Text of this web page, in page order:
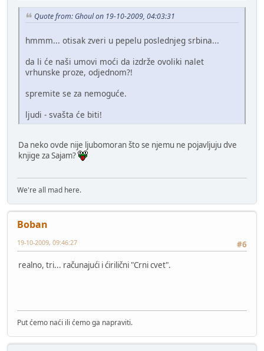
Quote from: Ghoul on 19-10-2009, 04:03:31
hmmm... otisak zveri u pepelu poslednjeg srbina...
da li će naši umovi moći da izdrže ovoliki nalet
vrhunske proze, odjednom?!
spremite se za nemoguće.
ljudi - svašta će biti!
Da neko ovde nije ljubomoran što se njemu ne pojavljuju dve
knjige za Sajam?
We're all mad here.
Boban
#6
19-10-2009, 09:46:27
realno, tri... računajući i ćirilični "Crni cvet".
Put ćemo naći ili ćemo ga napraviti.